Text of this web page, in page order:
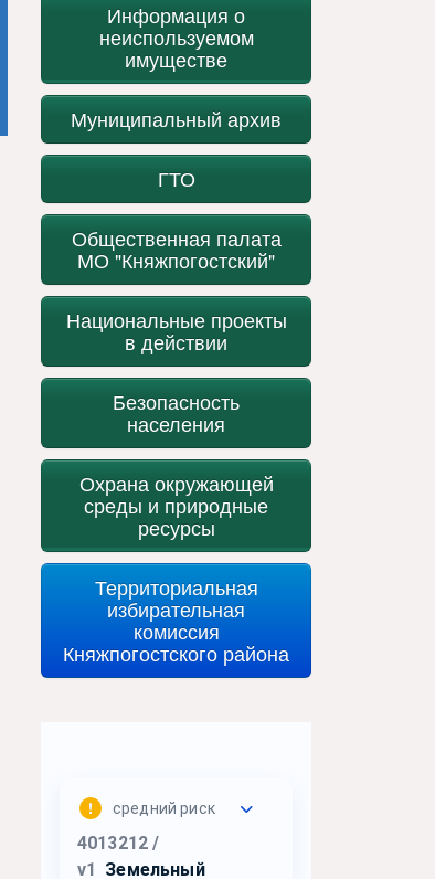
Информация о
неиспользуемом
имуществе
Муниципальный архив
ГТО
Общественная палата
МО "Княжпогостский"
Национальные проекты
в действии
Безопасность
населения
Охрана окружающей
среды и природные
ресурсы
Территориальная
избирательная
комиссия
Княжпогостского района